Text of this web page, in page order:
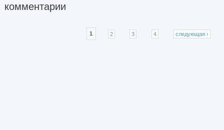
комментарии
1 2 3 4 следующая ›